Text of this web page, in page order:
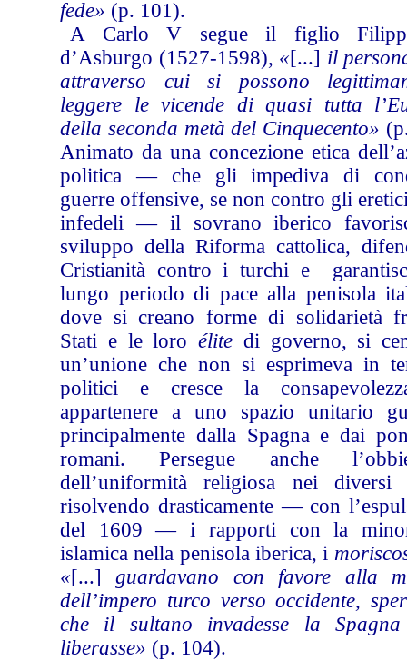
fede» (p. 101).
A Carlo V segue il figlio
d’Asburgo (1527-1598), «[...] il
attraverso cui si possono
leggere le vicende di quasi tutta
della seconda metà del Cinquecento»
Animato da una concezione etica
politica — che gli impediva di
guerre offensive, se non contro gli
infedeli — il sovrano iberico
sviluppo della Riforma cattolica,
Cristianità contro i turchi e
lungo periodo di pace alla penisola
dove si creano forme di solidarietà
Stati e le loro élite di governo, si
un’unione che non si esprimeva in
politici e cresce la
appartenere a uno spazio unitario
principalmente dalla Spagna e dai
romani. Persegue anche
dell’uniformità religiosa nei diversi
risolvendo drasticamente — con
del 1609 — i rapporti con la
islamica nella penisola iberica, i
«[...] guardavano con favore alla
dell’impero turco verso occidente,
che il sultano invadesse la
liberasse» (p. 104).